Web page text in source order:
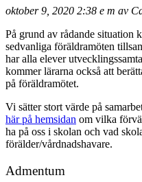
oktober 9, 2020 2:38 e m av
På grund av rådande situation
sedvanliga föräldramöten
har alla elever
kommer lärarna också att
på föräldramötet.
Vi sätter stort värde på
här på hemsidan om vilka
ha på oss i skolan och vad
förälder/vårdnadshavare.
Admentum